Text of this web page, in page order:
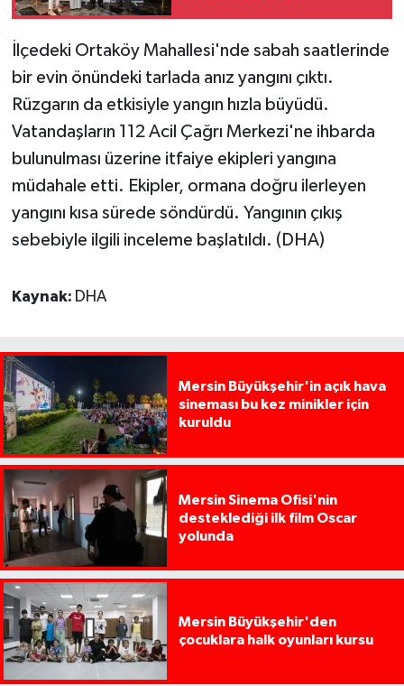
İlçedeki Ortaköy Mahallesi'nde sabah saatlerinde
bir evin önündeki tarlada anız yangını çıktı.
Rüzgarın da etkisiyle yangın hızla büyüdü.
Vatandaşların 112 Acil Çağrı Merkezi'ne ihbarda
bulunulması üzerine itfaiye ekipleri yangına
müdahale etti. Ekipler, ormana doğru ilerleyen
yangını kısa sürede söndürdü. Yangının çıkış
sebebiyle ilgili inceleme başlatıldı. (DHA)
Kaynak: DHA
Mersin Büyükşehir'in açık hava
sineması bu kez minikler için
kuruldu
Mersin Sinema Ofisi'nin
desteklediği ilk film Oscar
yolunda
Mersin Büyükşehir'den
çocuklara halk oyunları kursu